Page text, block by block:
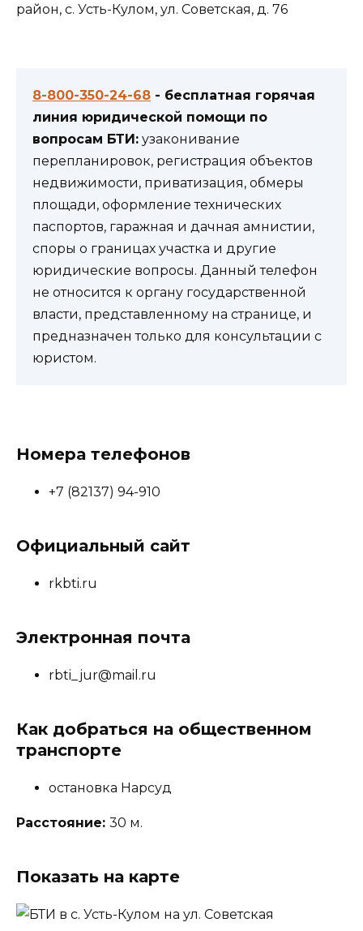
район, с. Усть-Кулом, ул. Советская, д. 76
8-800-350-24-68 - бесплатная горячая
линия юридической помощи по
вопросам БТИ: узаконивание
перепланировок, регистрация объектов
недвижимости, приватизация, обмеры
площади, оформление технических
паспортов, гаражная и дачная амнистии,
споры о границах участка и другие
юридические вопросы. Данный телефон
не относится к органу государственной
власти, представленному на странице, и
предназначен только для консультации с
юристом.
Номера телефонов
+7 (82137) 94-910
Официальный сайт
rkbti.ru
Электронная почта
rbti_jur@mail.ru
Как добраться на общественном
транспорте
остановка Нарсуд
Расстояние: 30 м.
Показать на карте